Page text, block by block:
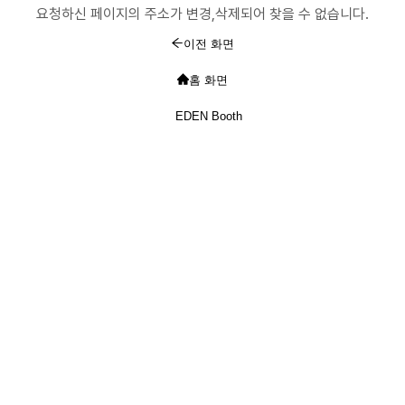
요청하신 페이지의 주소가 변경,삭제되어 찾을 수 없습니다.
이전 화면
홈 화면
EDEN Booth